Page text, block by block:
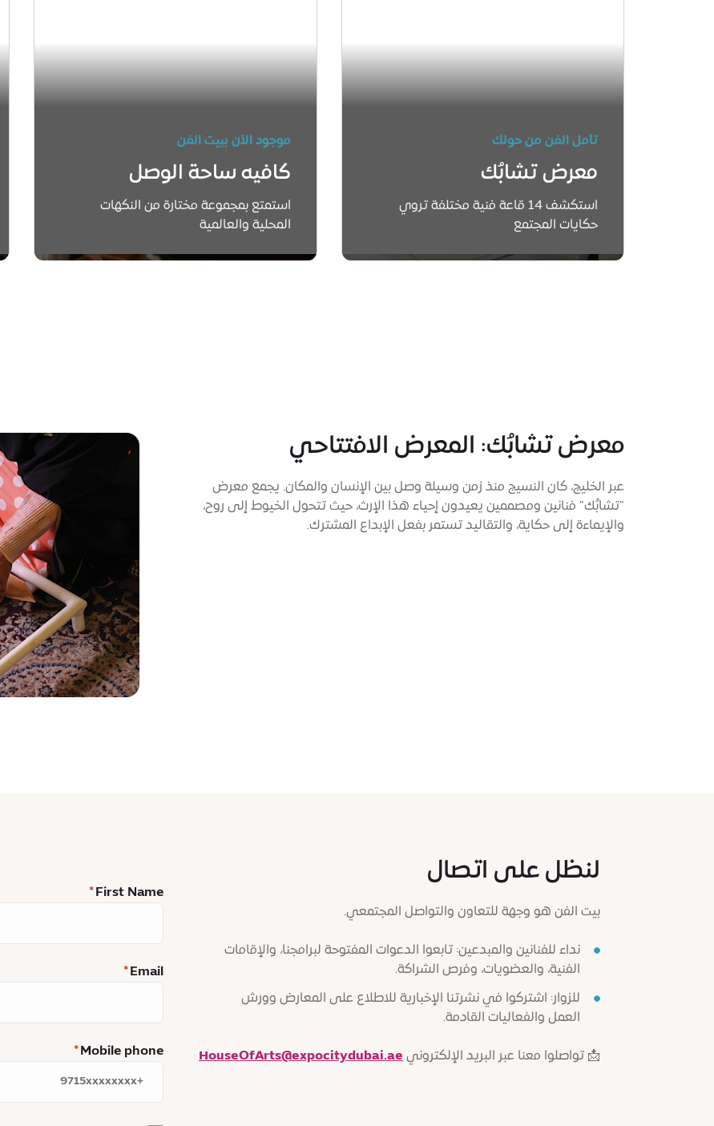
تأمل الفن من حولك
معرض تشابُك
استكشف 14 قاعة فنية مختلفة تروي
حكايات المجتمع
موجود الآن ببيت الفن
كافيه ساحة الوصل
استمتع بمجموعة مختارة من النكهات
المحلية والعالمية
معرض تشابُك: المعرض الافتتاحي
عبر الخليج، كان النسيج منذ زمن وسيلة وصل بين الإنسان والمكان. يجمع معرض
"تشابُك" فنانين ومصممين يعيدون إحياء هذا الإرث، حيث تتحول الخيوط إلى روح،
والإيماءة إلى حكاية، والتقاليد تستمر بفعل الإبداع المشترك.
لنظل على اتصال
بيت الفن هو وجهة للتعاون والتواصل المجتمعي.
نداء للفنانين والمبدعين: تابعوا الدعوات المفتوحة لبرامجنا، والإقامات
الفنية، والعضويات، وفرص الشراكة.
للزوار: اشتركوا في نشرتنا الإخبارية للاطلاع على المعارض وورش
العمل والفعاليات القادمة.
📩 تواصلوا معنا عبر البريد الإلكتروني HouseOfArts@expocitydubai.ae
First Name
Email
Mobile phone